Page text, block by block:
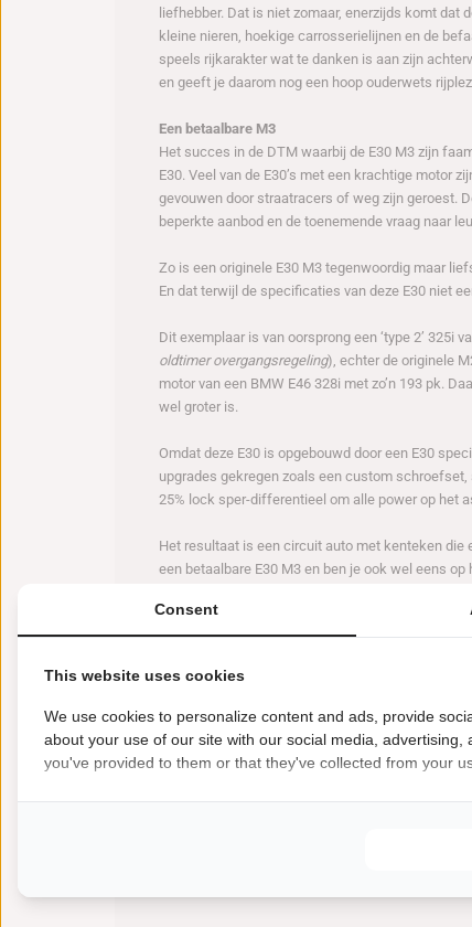
liefhebber. Dat is niet zomaar, enerzijds komt
kleine nieren, hoekige carrosserielijnen en de
speels rijkarakter wat te danken is aan zijn
en geeft je daarom nog een hoop ouderwets
Een betaalbare M3
Het succes in de DTM waarbij de E30 M3 zijn
E30. Veel van de E30’s met een krachtige motor
gevouwen door straatracers of weg zijn geroest.
beperkte aanbod en de toenemende vraag naar
Zo is een originele E30 M3 tegenwoordig maar
En dat terwijl de specificaties van deze E30 niet
Dit exemplaar is van oorsprong een ‘type 2’ 325i
oldtimer overgangsregeling), echter de originele
motor van een BMW E46 328i met zo’n 193 pk.
wel groter is.
Omdat deze E30 is opgebouwd door een E30
upgrades gekregen zoals een custom
25% lock sper-differentieel om alle power op het
Het resultaat is een circuit auto met kenteken die
een betaalbare E30 M3 en ben je ook wel eens
Meer weten?
Neem daarvoor gerust contact met ons op via
Mail: sales@casperscollectie.nl
Tel: 050-308 0000
Wij helpen je graag verder.
Consent
This website uses cookies
We use cookies to personalize content and ads, provide
about your use of our site with our social media,
you've provided to them or that they've collected from your